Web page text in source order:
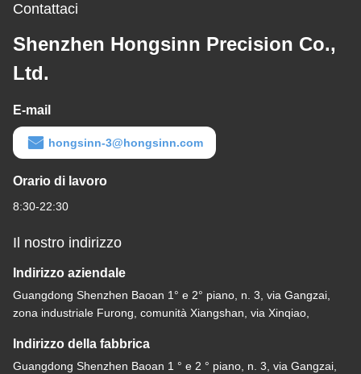
Contattaci
Shenzhen Hongsinn Precision Co.,
Ltd.
E-mail
hongsinn-3@hongsinn.com
Orario di lavoro
8:30-22:30
Il nostro indirizzo
Indirizzo aziendale
Guangdong Shenzhen Baoan 1° e 2° piano, n. 3, via Gangzai,
zona industriale Furong, comunità Xiangshan, via Xinqiao,
Indirizzo della fabbrica
Guangdong Shenzhen Baoan 1 ° e 2 ° piano, n. 3, via Gangzai,